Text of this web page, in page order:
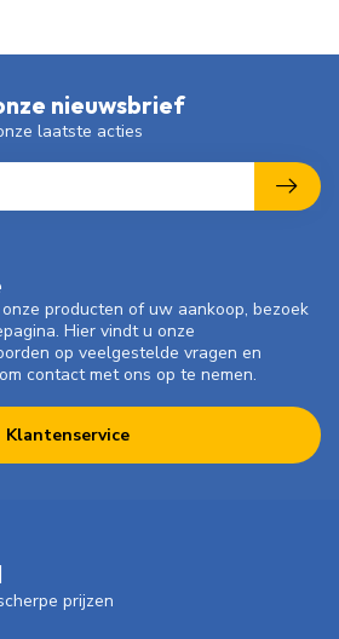
producten of uw aankoop, bezoek
Hier vindt u onze
op veelgestelde vragen en
contact met ons op te nemen.
Klantenservice
nieuwsbrief
laatste acties
prijzen